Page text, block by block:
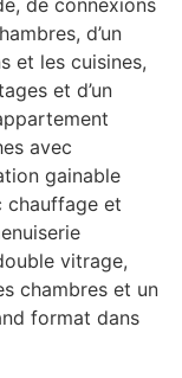
de connexions
d’un
et les cuisines,
et d’un
avec
gainable
chauffage et
vitrage,
chambres et un
format dans